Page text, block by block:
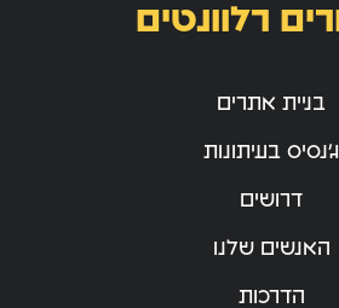
רלוונטים
בניית אתרים
ג’נסיס בעיתונות
דרושים
האנשים שלנו
הדרכות